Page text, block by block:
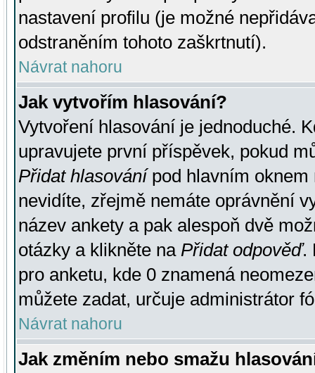
nastavení profilu (je možné
odstraněním tohoto zaškrtnutí).
Návrat nahoru
Jak vytvořím hlasování?
Vytvoření hlasování je jednoduché.
upravujete první příspěvek, pokud
Přidat hlasovánípod hlavním oknem
nevidíte, zřejmě nemáte oprávnění
název ankety a pak alespoň dvě
otázky a klikněte na Přidat odpověď.
pro anketu, kde 0 znamená
můžete zadat, určuje administrátor
Návrat nahoru
Jak změním nebo smažu